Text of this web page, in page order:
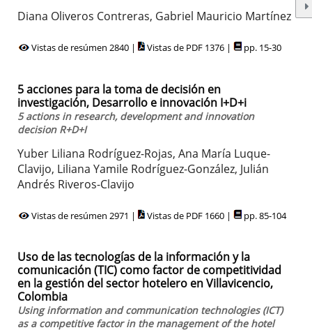
Diana Oliveros Contreras, Gabriel Mauricio Martínez
Vistas de resúmen 2840 | Vistas de PDF 1376 | pp. 15-30
5 acciones para la toma de decisión en
investigación, Desarrollo e innovación I+D+i
5 actions in research, development and innovation
decision R+D+I
Yuber Liliana Rodríguez-Rojas, Ana María Luque-
Clavijo, Liliana Yamile Rodríguez-González, Julián
Andrés Riveros-Clavijo
Vistas de resúmen 2971 | Vistas de PDF 1660 | pp. 85-104
Uso de las tecnologías de la información y la
comunicación (TIC) como factor de competitividad
en la gestión del sector hotelero en Villavicencio,
Colombia
Using information and communication technologies (ICT)
as a competitive factor in the management of the hotel